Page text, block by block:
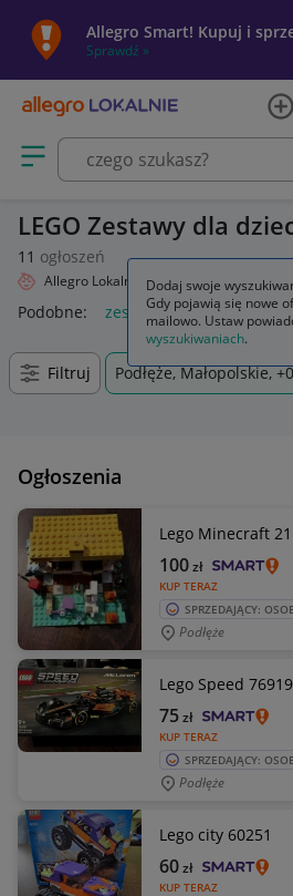
Allegro Smart! Kupuj i
Sprawdź »
Otwórz menu z kategoriami
LEGO Zestawy dla
11 ogłoszeń
Allegro Lokalnie Dziecko Zabawki
Podobne: zestaw narzędzi
Filtruj Podłęże, Małopolskie,
Ogłoszenia
Lego Minecraft
KUP TERAZ
100zł
SPRZEDAJĄCY:
Podłęże
Lego Speed 76919
KUP TERAZ
75zł
SPRZEDAJĄCY:
Podłęże
Lego city 60251
KUP TERAZ
60zł
Dodaj swoje
Gdy pojawią się nowe
mailowo. Ustaw
wyszukiwaniach.